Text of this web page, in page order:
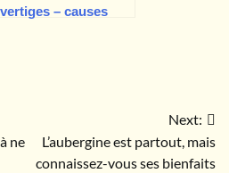
vertiges – causes
ne
Next:
L’aubergine est partout, mais
connaissez-vous ses bienfaits